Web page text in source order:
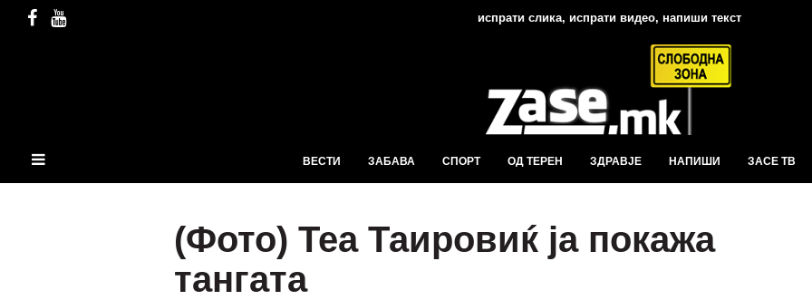
испрати слика, испрати видео, напиши текст
ВЕСТИ ЗАБАВА СПОРТ ОД ТЕРЕН ЗДРАВЈЕ НАПИШИ ЗАСЕ ТВ
(Фото) Теа Таировиќ ја покажа
тангата